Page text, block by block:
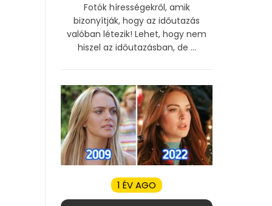
Fotók hírességekről, amik
bizonyítják, hogy az időutazás
valóban létezik! Lehet, hogy nem
hiszel az időutazásban, de ...
1 ÉV AGO